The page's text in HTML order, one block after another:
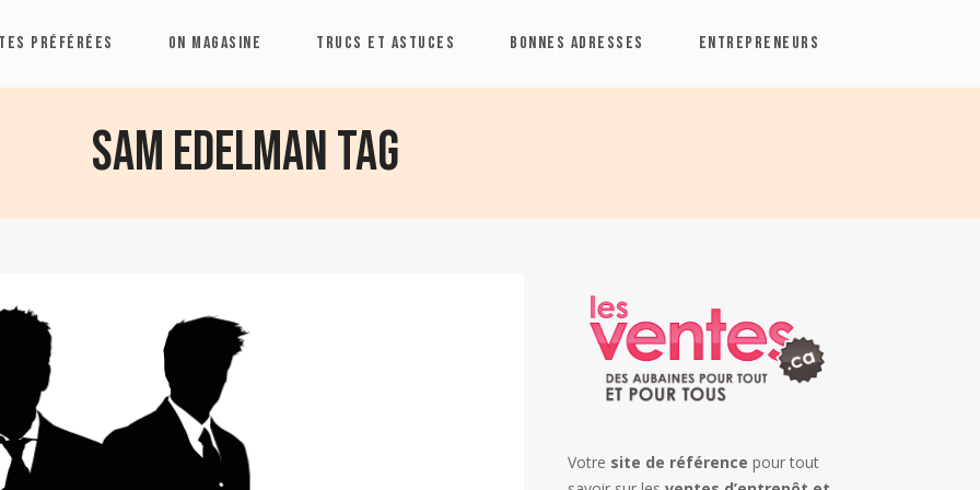
PRÉFÉRÉES ON MAGASINE TRUCS ET ASTUCES BONNES ADRESSES ENTREPRENEURS
Sam Edelman Tag
Votre site de référence pour tout